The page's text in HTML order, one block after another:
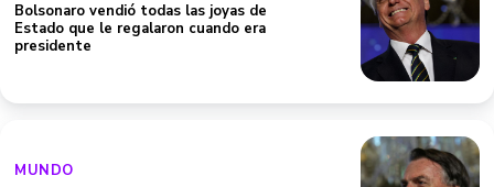
Bolsonaro vendió todas las joyas de
Estado que le regalaron cuando era
presidente
MUNDO